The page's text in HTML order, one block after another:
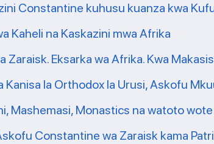
Constantine kuhusu kuanza kwa
Kaheli na Kaskazini mwa Afrika
Eksarka wa Afrika. Kwa
la Orthodox la Urusi, Askofu
Mashemasi, Monastics na watoto
Constantine wa Zaraisk kama